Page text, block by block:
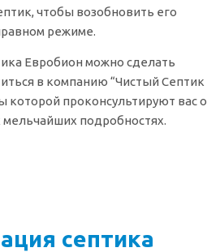
чтобы возобновить его
режиме.
Евробион можно сделать
в компанию “Чистый Септик
которой проконсультируют вас о
подробностях.
септика